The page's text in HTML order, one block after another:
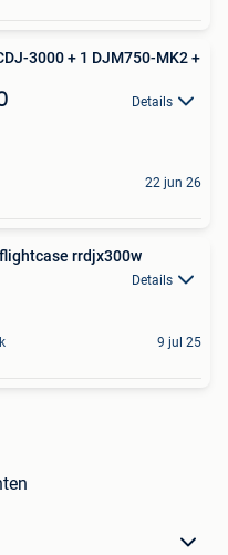
3000 + 1 DJM750-MK2 +
Details
22 jun 26
rrdjx300w
Details
9 jul 25